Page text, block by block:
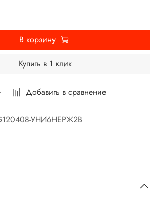
Добавить в сравнение
УНИ6НЕРЖ2В
В корзину
Купить в 1 клик